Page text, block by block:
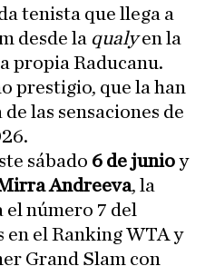
tenista que llega a
desde la qualyen la
propia Raducanu.
prestigio, que la han
las sensaciones de
sábado 6 de junioy
Andreeva, la
número 7 del
el Ranking WTA y
Grand Slam con